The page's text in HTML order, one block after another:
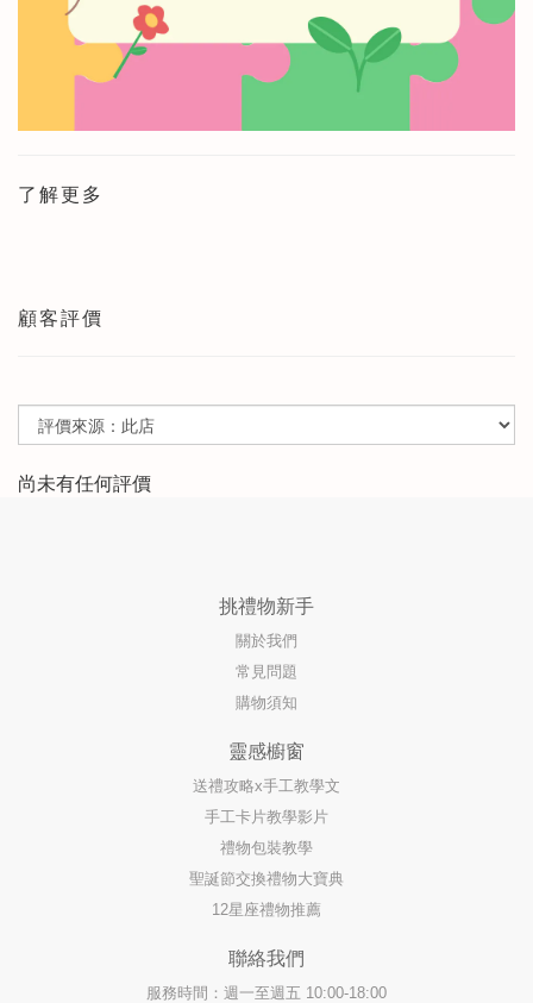
了解更多
顧客評價
尚未有任何評價
挑禮物新手
關於我們
常見問題
購物須知
靈感櫥窗
送禮攻略x手工教學文
手工卡片教學影片
禮物包裝教學
聖誕節交換禮物大寶典
12星座禮物推薦
聯絡我們
服務時間：週一至週五 10:00-18:00